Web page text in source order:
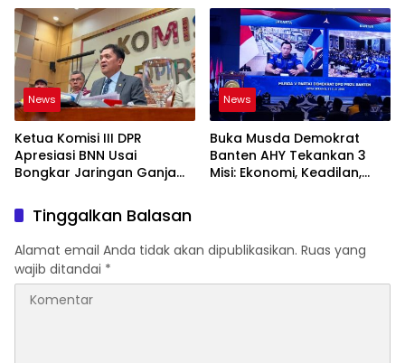
News
Ketua Komisi III DPR
Apresiasi BNN Usai
Bongkar Jaringan Ganja
News
Buka Musda Demokrat
Banten AHY Tekankan 3
Misi: Ekonomi, Keadilan,
Tinggalkan Balasan
Alamat email Anda tidak akan dipublikasikan. Ruas yang
wajib ditandai *